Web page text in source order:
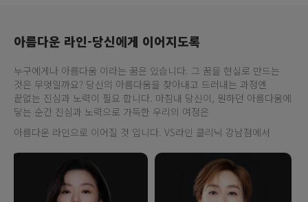
아름다운 라인-당신에게 이어지도록
누구에게나 아름다움 이라는 꿈은 있습니다. 그 꿈을 현실로 만드는
것은 무엇일까요? 당신의 아름다움을 찾아내고 드러내는 과정엔
끝없는 진심과 노력이 필요 합니다. 마침내 당신이, 원하던 아름다움에
닿는 순간 진심과 노력으로 가득한 우리의 여정은
아름다운 라인으로 이어질 것 입니다. VS라인 클리닉 강남점에서